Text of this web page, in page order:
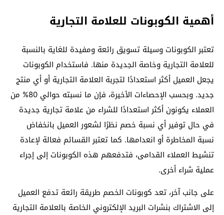
أهمية الكوبونات للعلامة التجارية
تعتبر الكوبونات وسيلة تسويق رائعة ومفيدة للغاية بالنسبة
للعلامة التجارية وخاصة الجديدة منها. فاستخدام الكوبونات
يجعل العميل أكثر استعدادًا لتجربة العلامة التجارية أو أي منتج
جديد. وبحسب الإحصاءات الأخيرة، فإن ما نسبته حوالي 80% من
العملاء يكونون أكثر استعدادًا للشراء من علامة تجارية جديدة
في حال توفير أي نسبة خصم نظرًا لشعور العميل بانخفاض
نسبة المخاطرة أو انعدامها. كما تعتبر القسائم فعالة لإعادة
تنشيط العملاء القدامى، فتدفعهم هذه الكوبونات إلى إجراء
عملية شراء أخرى.
على جانب آخر، تعد كوبونات الخصم طريقة رائعة تدفع العميل
إلى الاشتراك بنشرات البريد الإلكتروني الخاصة بالعلامة التجارية